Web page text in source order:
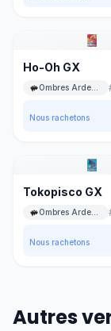
Ho-Oh GX
Nous rachetons
Tokopisco GX
Nous rachetons
Autres